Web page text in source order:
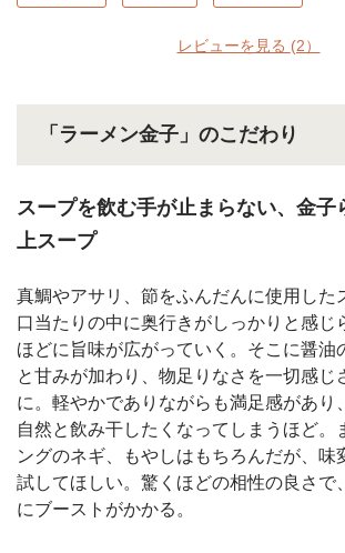
レビューを見る (2）
「ラーメン金子」のこだわり
スープを飲む手が止まらない、金子
上スープ
真鯛やアサリ、節をふんだんに使用した
口当たりの中に奥行きがしっかりと感じ
ほどに旨味が広がっていく。そこに醤油
と甘みが加わり、物足りなさを一切感じ
に。軽やかでありながらも満足感があり
自然と飲み干したくなってしまうほど。
ングのネギ、もやしはもちろんだが、味
試してほしい。驚くほどの相性の良さで
にブーストがかかる。